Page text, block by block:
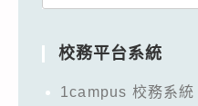
校務平台系統
1campus 校務系統